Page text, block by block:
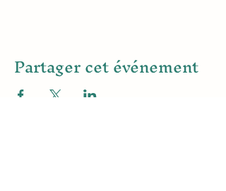
Partager cet événement